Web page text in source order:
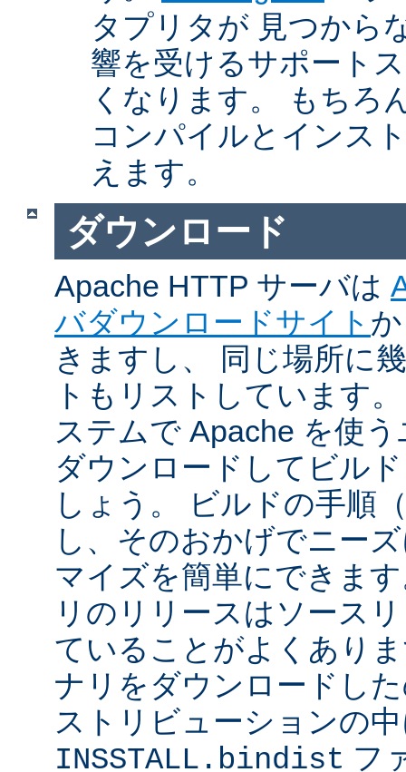
タプリタが 見つから
響を受けるサポート
くなります。 もちろ
コンパイルとインス
えます。
ダウンロード
Apache HTTP サーバは
バダウンロードサイト
きますし、 同じ場所に
トもリストしています
ステムで Apache を使
ダウンロードしてビル
しょう。 ビルドの手順
し、そのおかげでニー
マイズを簡単にできま
リのリリースはソース
ていることがよくあり
ナリをダウンロードし
ストリビューションの
INSSTALL.bindist フ